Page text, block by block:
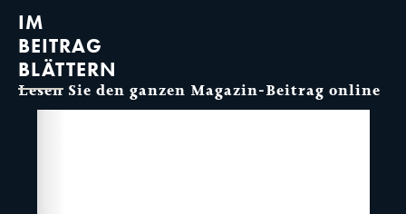
IM
BEITRAG
BLÄTTERN
Lesen Sie den ganzen Magazin-Beitrag online